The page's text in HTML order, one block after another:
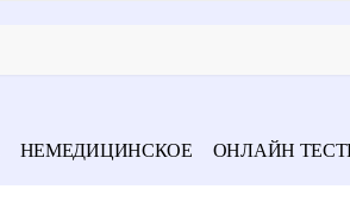
НЕМЕДИЦИНСКОЕ ОНЛАЙН